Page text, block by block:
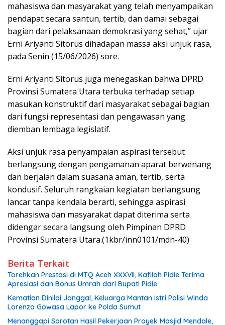
mahasiswa dan masyarakat yang telah menyampaikan
pendapat secara santun, tertib, dan damai sebagai
bagian dari pelaksanaan demokrasi yang sehat,” ujar
Erni Ariyanti Sitorus dihadapan massa aksi unjuk rasa,
pada Senin (15/06/2026) sore.
Erni Ariyanti Sitorus juga menegaskan bahwa DPRD
Provinsi Sumatera Utara terbuka terhadap setiap
masukan konstruktif dari masyarakat sebagai bagian
dari fungsi representasi dan pengawasan yang
diemban lembaga legislatif.
Aksi unjuk rasa penyampaian aspirasi tersebut
berlangsung dengan pengamanan aparat berwenang
dan berjalan dalam suasana aman, tertib, serta
kondusif. Seluruh rangkaian kegiatan berlangsung
lancar tanpa kendala berarti, sehingga aspirasi
mahasiswa dan masyarakat dapat diterima serta
didengar secara langsung oleh Pimpinan DPRD
Provinsi Sumatera Utara.(1kbr/inn0101/mdn-40)
Berita Terkait
Torehkan Prestasi di MTQ Aceh XXXVII, Kafilah Pidie Terima
Apresiasi dan Bonus Umrah dari Bupati Pidie
Kematian Dinilai Janggal, Keluarga Mantan Istri Polisi Winda
Lorenza Gowasa Lapor ke Polda Sumut
Menanggapi Sorotan Hasil Pekerjaan Proyek Masjid Mendale,